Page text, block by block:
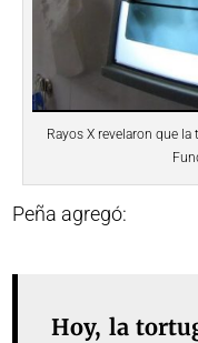
Rayos X revelaron que
Peña agregó:
Hoy, la